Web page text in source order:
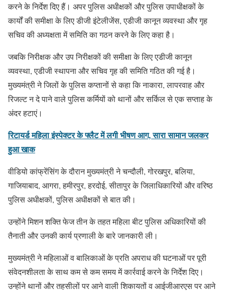
करने के निर्देश दिए हैं। अपर पुलिस अधीक्षकों और पुलिस उपाधीक्षकों के
कार्यों की समीक्षा के लिए डीजी इंटेलीजेंस, एडीजी कानून व्यवस्था और गृह
सचिव की अध्यक्षता में समिति का गठन करने के लिए कहा है।
जबकि निरीक्षक और उप निरीक्षकों की समीक्षा के लिए एडीजी कानून
व्यवस्था, एडीजी स्थापना और सचिव गृह की समिति गठित की गई है।
मुख्यमंत्री ने जिलों के पुलिस कप्तानों से कहा कि नाकारा, लापरवाह और
रिजल्ट न दे पाने वाले पुलिस कर्मियों को थानों और सर्किल से एक सप्ताह के
अंदर हटाएं।
रिटायर्ड महिला इंस्पेक्टर के फ्लैट में लगी भीषण आग, सारा सामान जलकर
हुआ खाक
वीडियो कांफ्रेंसिंग के दौरान मुख्यमंत्री ने चन्दौली, गोरखपुर, बलिया,
गाजियाबाद, आगरा, हमीरपुर, हरदोई, सीतापुर के जिलाधिकारियों और वरिष्ठ
पुलिस अधीक्षकों, पुलिस अधीक्षकों से बात की।
उन्होंने मिशन शक्ति फेज तीन के तहत महिला बीट पुलिस अधिकारियों की
तैनाती और उनकी कार्य प्रणाली के बारे जानकारी ली।
मुख्यमंत्री ने महिलाओं व बालिकाओं के प्रति अपराध की घटनाओं पर पूरी
संवेदनशीलता के साथ कम से कम समय में कार्रवाई करने के निर्देश दिए।
उन्होंने थानों और तहसीलों पर आने वाली शिकायतों व आईजीआरएस पर आने